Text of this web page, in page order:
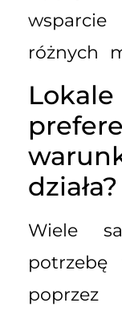
różnych
działa?
Wiele
potrzebę